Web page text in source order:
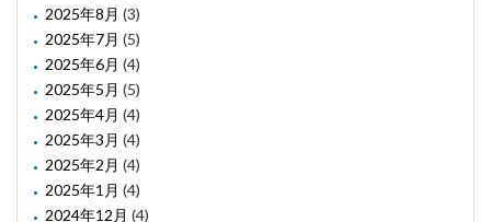
2025年8月 (3)
2025年7月 (5)
2025年6月 (4)
2025年5月 (5)
2025年4月 (4)
2025年3月 (4)
2025年2月 (4)
2025年1月 (4)
2024年12月 (4)